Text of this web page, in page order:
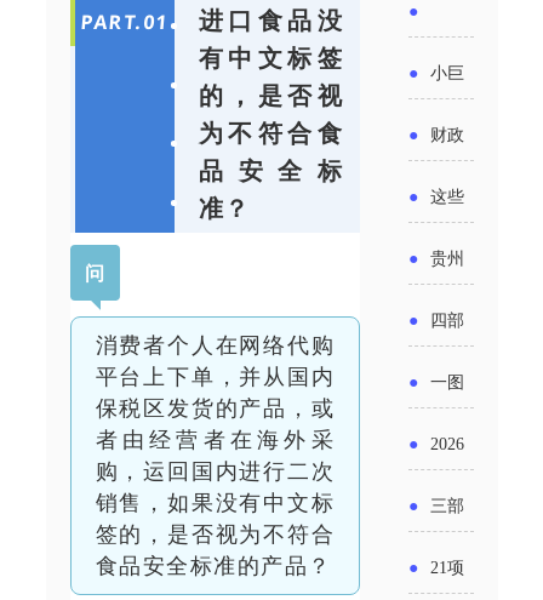
PART.01
进口食品没
有中文标签
的，是否视
为不符合食
品安全标
准？
问
消费者个人在网络代购
平台上下单，并从国内
保税区发货的产品，或
者由经营者在海外采
购，运回国内进行二次
销售，如果没有中文标
签的，是否视为不符合
食品安全标准的产品？
州开展
2026年
轮汽车
销活动
省科技
成果转
化中试
报工作
出台酒
类新规
酒企出
点关注
●
小企业
发展环
境评估
发布
解）
● 小巨
了？工
信部准
备怎么
● 财政
继续实
施专精
特新中
财政奖
● 这些
贷款，
最高可
获1.5%
政贴息
● 贵州
举措激
发各类
经营主
● 四部
求做好
帮扶小
额信贷
● 一图
法及其
实施条
● 2026
金投向
● 三部
● 21项